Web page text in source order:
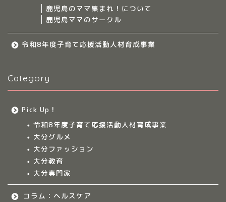
鹿児島のママ集まれ！について
鹿児島ママのサークル
令和8年度子育て応援活動人材育成事業
Category
Pick Up！
令和8年度子育て応援活動人材育成事業
大分グルメ
大分ファッション
大分教育
大分専門家
コラム：ヘルスケア
九州のママ集まれ！
大分のママ集まれ！